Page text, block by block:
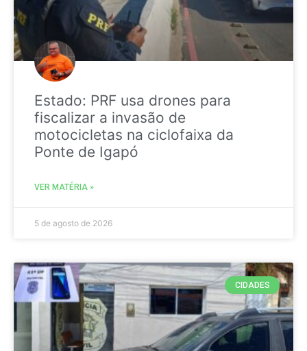
Estado: PRF usa drones para
fiscalizar a invasão de
motocicletas na ciclofaixa da
Ponte de Igapó
VER MATÉRIA »
5 de agosto de 2026
CIDADES